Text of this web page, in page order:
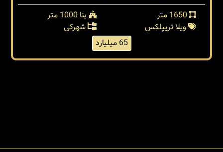
بنا 1000 متر
ویلا تریپلکس
شهرکی
65 میلیارد